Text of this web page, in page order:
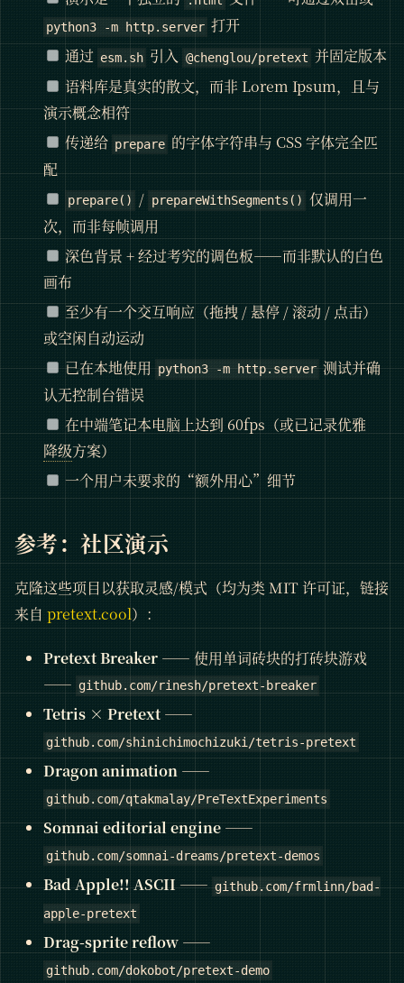
python3 -m http.server 打开
通过 esm.sh 引入 @chenglou/pretext 并固定版本
语料库是真实的散文，而非 Lorem Ipsum，且与
演示概念相符
传递给 prepare 的字体字符串与 CSS 字体完全匹
配
prepare() / prepareWithSegments() 仅调用一
次，而非每帧调用
深色背景 + 经过考究的调色板——而非默认的白色
画布
至少有一个交互响应（拖拽 / 悬停 / 滚动 / 点击）
或空闲自动运动
已在本地使用python3 -m http.server测试并确
认无控制台错误
在中端笔记本电脑上达到 60fps（或已记录优雅
降级方案）
一个用户未要求的“额外用心”细节
参考：社区演示
克隆这些项目以获取灵感/模式（均为类 MIT 许可证，链接
来自 pretext.cool）：
Pretext Breaker —— 使用单词砖块的打砖块游戏
—— github.com/rinesh/pretext-breaker
Tetris × Pretext ——
github.com/shinichimochizuki/tetris-pretext
Dragon animation ——
github.com/qtakmalay/PreTextExperiments
Somnai editorial engine——
github.com/somnai-dreams/pretext-demos
Bad Apple!! ASCII——github.com/frmlinn/bad-
apple-pretext
Drag-sprite reflow ——
github.com/dokobot/pretext-demo